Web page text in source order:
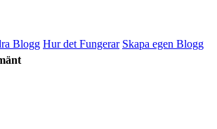
Blogg Hur det Fungerar Skapa egen Blogg